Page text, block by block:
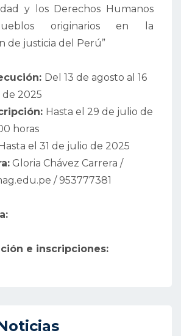
y los Derechos Humanos
originarios en la
de justicia del Perú”
Del 13 de agosto al 16
2025
Hasta el 29 de julio de
horas
Hasta el 31 de julio de 2025
Gloria Chávez Carrera /
/ 953777381
e inscripciones: